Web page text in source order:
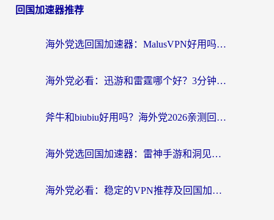
回国加速器推荐
海外党选回国加速器：MalusVPN好用吗？和快帆VPN哪个好？附真实对比与避坑指南
海外党必看：迅游和雷霆哪个好？3分钟教你选对回国加速器，无缝刷国内剧玩手游
斧牛和biubiu好用吗？海外党2026亲测回国加速器指南，附番茄加速器深度体验
海外党选回国加速器：雷神手游和洞见哪个好？附iPhone免费VPN推荐及ChickCNUfunR实测
海外党必看：稳定的VPN推荐及回国加速器选择全攻略——告别地域限制，轻松刷国内资源